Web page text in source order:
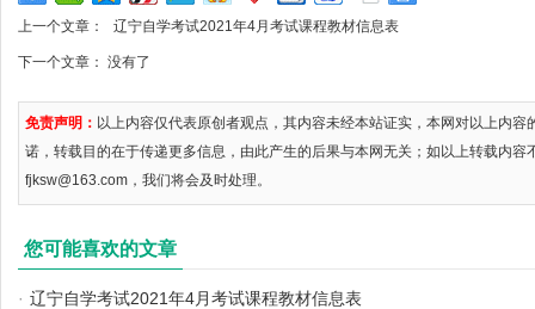
上一个文章： 辽宁自学考试2021年4月考试课程教材信息表
下一个文章： 没有了
免责声明： 以上内容仅代表原创者观点，其内容未经本站证实，本网对以上内
诺，转载目的在于传递更多信息，由此产生的后果与本网无关；如以上转载内容
fjksw@163.com，我们将会及时处理。
您可能喜欢的文章
· 辽宁自学考试2021年4月考试课程教材信息表